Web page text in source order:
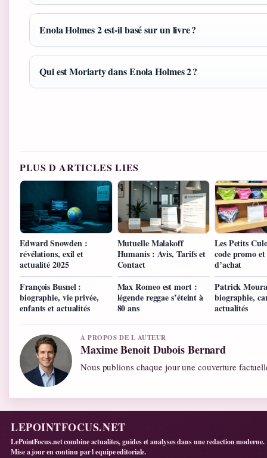
Enola Holmes 2 est‑il basé sur un livre ?
Qui est Moriarty dans Enola Holmes 2 ?
PLUS D ARTICLES LIES
Edward Snowden :
révélations, exil et
actualité 2025
Mutuelle Malakoff
Humanis : Avis, Tarifs et
Contact
Les Petits
code promo
d’achat
François Busnel :
biographie, vie privée,
enfants et actualités
Max Romeo est mort :
légende reggae s’éteint à
80 ans
Patrick
biographie,
actualités
A PROPOS DE L AUTEUR
Maxime Benoit Dubois Bernard
Nous publions chaque jour une couverture
LEPOINTFOCUS.NET
LePointFocus.net combine actualites, guides et analyses dans une redaction moderne.
Mise a jour en continu par l equipe editoriale.